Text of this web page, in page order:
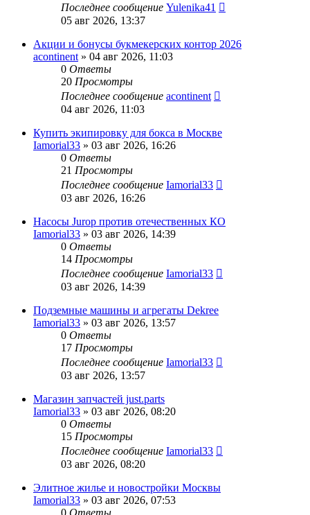
Последнее сообщение Yulenika41
05 авг 2026, 13:37
Акции и бонусы букмекерских контор 2026
acontinent » 04 авг 2026, 11:03
0 Ответы
20 Просмотры
Последнее сообщение acontinent
04 авг 2026, 11:03
Купить экипировку для бокса в Москве
Iamorial33 » 03 авг 2026, 16:26
0 Ответы
21 Просмотры
Последнее сообщение Iamorial33
03 авг 2026, 16:26
Насосы Jurop против отечественных КО
Iamorial33 » 03 авг 2026, 14:39
0 Ответы
14 Просмотры
Последнее сообщение Iamorial33
03 авг 2026, 14:39
Подземные машины и агрегаты Dekree
Iamorial33 » 03 авг 2026, 13:57
0 Ответы
17 Просмотры
Последнее сообщение Iamorial33
03 авг 2026, 13:57
Магазин запчастей just.parts
Iamorial33 » 03 авг 2026, 08:20
0 Ответы
15 Просмотры
Последнее сообщение Iamorial33
03 авг 2026, 08:20
Элитное жилье и новостройки Москвы
Iamorial33 » 03 авг 2026, 07:53
0 Ответы